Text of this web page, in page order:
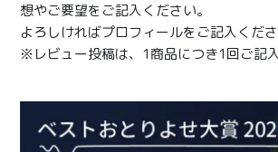
季節限定
¥2,000
〜¥1,999
想やご要望をご記入ください。
よろしければプロフィールをご記入くださ
※レビュー投稿は、1商品につき1回ご記